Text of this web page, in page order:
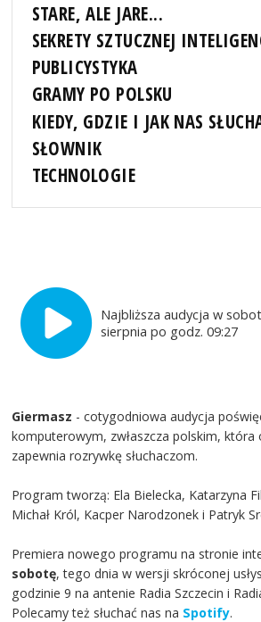
STARE, ALE JARE...
SEKRETY SZTUCZNEJ
PUBLICYSTYKA
GRAMY PO POLSKU
KIEDY, GDZIE I JAK NAS
SŁOWNIK
TECHNOLOGIE
Najbliższa audycja w
sierpnia po godz. 09:27
Giermasz - cotygodniowa audycja
komputerowym, zwłaszcza polskim, która
zapewnia rozrywkę słuchaczom.
Program tworzą: Ela Bielecka, Katarzyna
Michał Król, Kacper Narodzonek i Patryk
Premiera nowego programu na stronie
sobotę, tego dnia w wersji skróconej
godzinie 9 na antenie Radia Szczecin i
Polecamy też słuchać nas na Spotify.